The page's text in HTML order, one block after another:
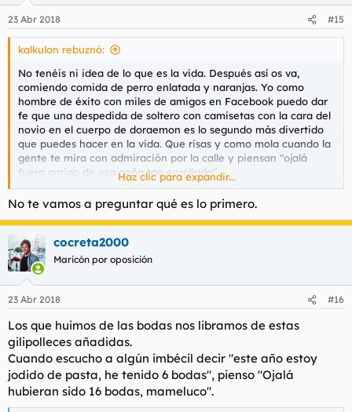
e
s
23 Abr 2018 #15
kalkulon rebuznó:
No tenéis ni idea de lo que es la vida. Después así os va,
comiendo comida de perro enlatada y naranjas. Yo como
hombre de éxito con miles de amigos en Facebook puedo dar
fe que una despedida de soltero con camisetas con la cara del
novio en el cuerpo de doraemon es lo segundo más divertido
que puedes hacer en la vida. Que risas y como mola cuando la
gente te mira con admiración por la calle y piensan "ojalá
fuera amigo de esa peña tan enrollada".
Adaptaos coño.
Haz clic para expandir...
No te vamos a preguntar qué es lo primero.
cocreta2000
Maricón por oposición
23 Abr 2018 #16
Los que huimos de las bodas nos libramos de estas
gilipolleces añadidas.
Cuando escucho a algún imbécil decir "este año estoy
jodido de pasta, he tenido 6 bodas", pienso "Ojalá
hubieran sido 16 bodas, mameluco".